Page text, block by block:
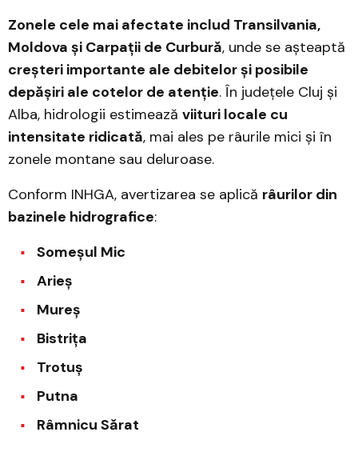
Zonele cele mai afectate includ Transilvania,
Moldova și Carpații de Curbură, unde se așteaptă
creșteri importante ale debitelor și posibile
depășiri ale cotelor de atenție. În județele Cluj și
Alba, hidrologii estimează viituri locale cu
intensitate ridicată, mai ales pe râurile mici și în
zonele montane sau deluroase.
Conform INHGA, avertizarea se aplică râurilor din
bazinele hidrografice:
Someșul Mic
Arieș
Mureș
Bistrița
Trotuș
Putna
Râmnicu Sărat